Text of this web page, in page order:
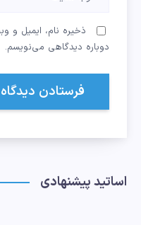
ذخیره نام، ایمیل و
دوباره دیدگاهی می‌نویسم.
اساتید پیشنهادی